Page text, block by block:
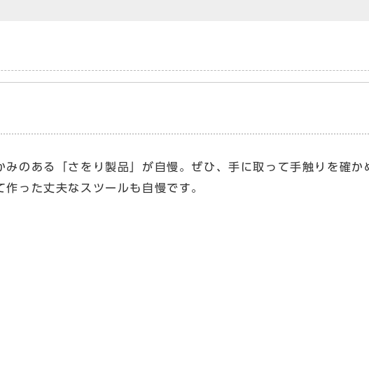
みのある「さをり製品」が自慢。ぜひ、手に取って手触りを確か
った丈夫なスツールも自慢です。